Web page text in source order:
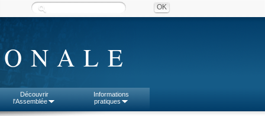
Découvrir
l'Assemblée
Informations
pratiques